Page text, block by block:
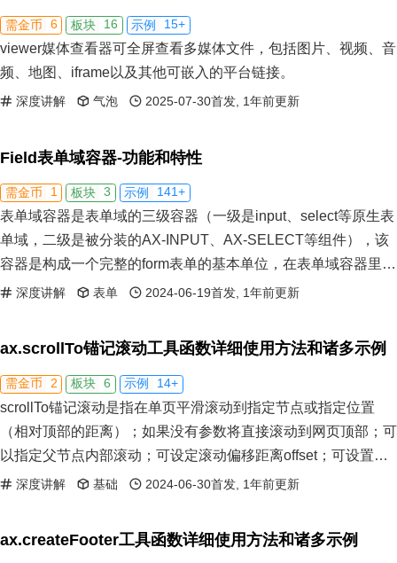
需金币 6 板块 16 示例 15+
viewer媒体查看器可全屏查看多媒体文件，包括图片、视频、音
频、地图、iframe以及其他可嵌入的平台链接。
深度讲解 气泡 2025-07-30首发, 1年前更新
Field表单域容器-功能和特性
需金币 1 板块 3 示例 141+
表单域容器是表单域的三级容器（一级是input、select等原生表
单域，二级是被分装的AX-INPUT、AX-SELECT等组件），该
容器是构成一个完整的form表单的基本单位，在表单域容器里包
含的子元素有：input等原生元素或AX-INPUT等表单域组件，表
深度讲解 表单 2024-06-19首发, 1年前更新
ax.scrollTo锚记滚动工具函数详细使用方法和诸多示例
需金币 2 板块 6 示例 14+
scrollTo锚记滚动是指在单页平滑滚动到指定节点或指定位置
（相对顶部的距离）；如果没有参数将直接滚动到网页顶部；可
以指定父节点内部滚动；可设定滚动偏移距离offset；可设置滚
动速度和运动曲线。
深度讲解 基础 2024-06-30首发, 1年前更新
ax.createFooter工具函数详细使用方法和诸多示例